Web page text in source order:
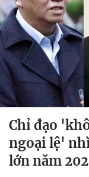
Chỉ đạo
ngoại lệ'
lớn năm